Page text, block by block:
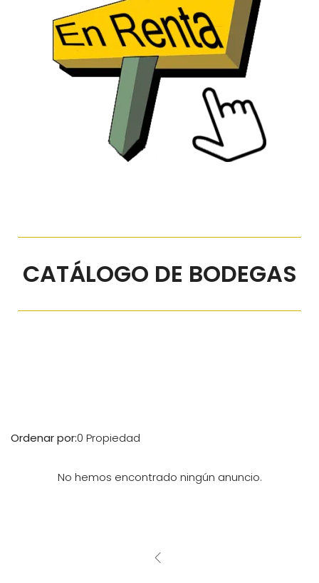
CATÁLOGO DE BODEGAS
0 Propiedad
Ordenar por:
No hemos encontrado ningún anuncio.